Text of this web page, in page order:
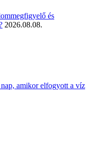
és
2026.08.08.
amikor elfogyott a víz